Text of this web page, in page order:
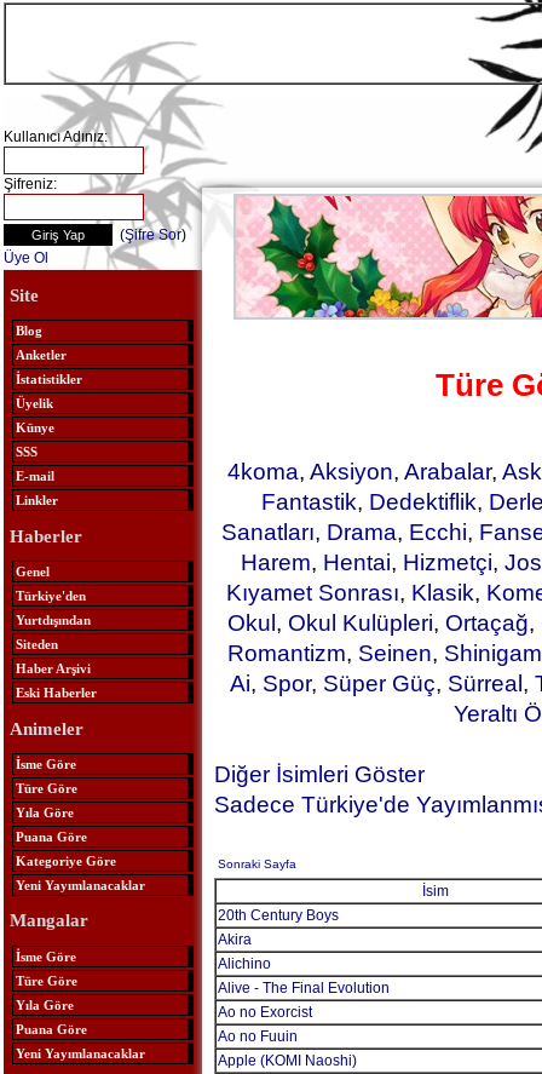
Kullanıcı Adınız:
Şifreniz:
(Şifre Sor)
Üye Ol
Site
Blog
Anketler
İstatistikler
Üyelik
Künye
SSS
E-mail
Linkler
Haberler
Genel
Türkiye'den
Yurtdışından
Siteden
Haber Arşivi
Eski Haberler
Animeler
İsme Göre
Türe Göre
Yıla Göre
Puana Göre
Kategoriye Göre
Yeni Yayımlanacaklar
Mangalar
İsme Göre
Türe Göre
Yıla Göre
Puana Göre
Yeni Yayımlanacaklar
Türe
4koma, Aksiyon, Arabalar,
Fantastik, Dedektiflik,
Sanatları, Drama, Ecchi,
Harem, Hentai, Hizmetçi,
Kıyamet Sonrası, Klasik,
Okul , Okul Kulüpleri, Ortaçağ,
Romantizm, Seinen,
Ai, Spor, Süper Güç, Sürreal ,
Yeraltı
Diğer İsimleri Göster
Sadece Türkiye'de
Sonraki Sayfa
İsim
20th Century Boys
Akira
Alichino
Alive - The Final Evolution
Ao no Exorcist
Ao no Fuuin
Apple (KOMI Naoshi)